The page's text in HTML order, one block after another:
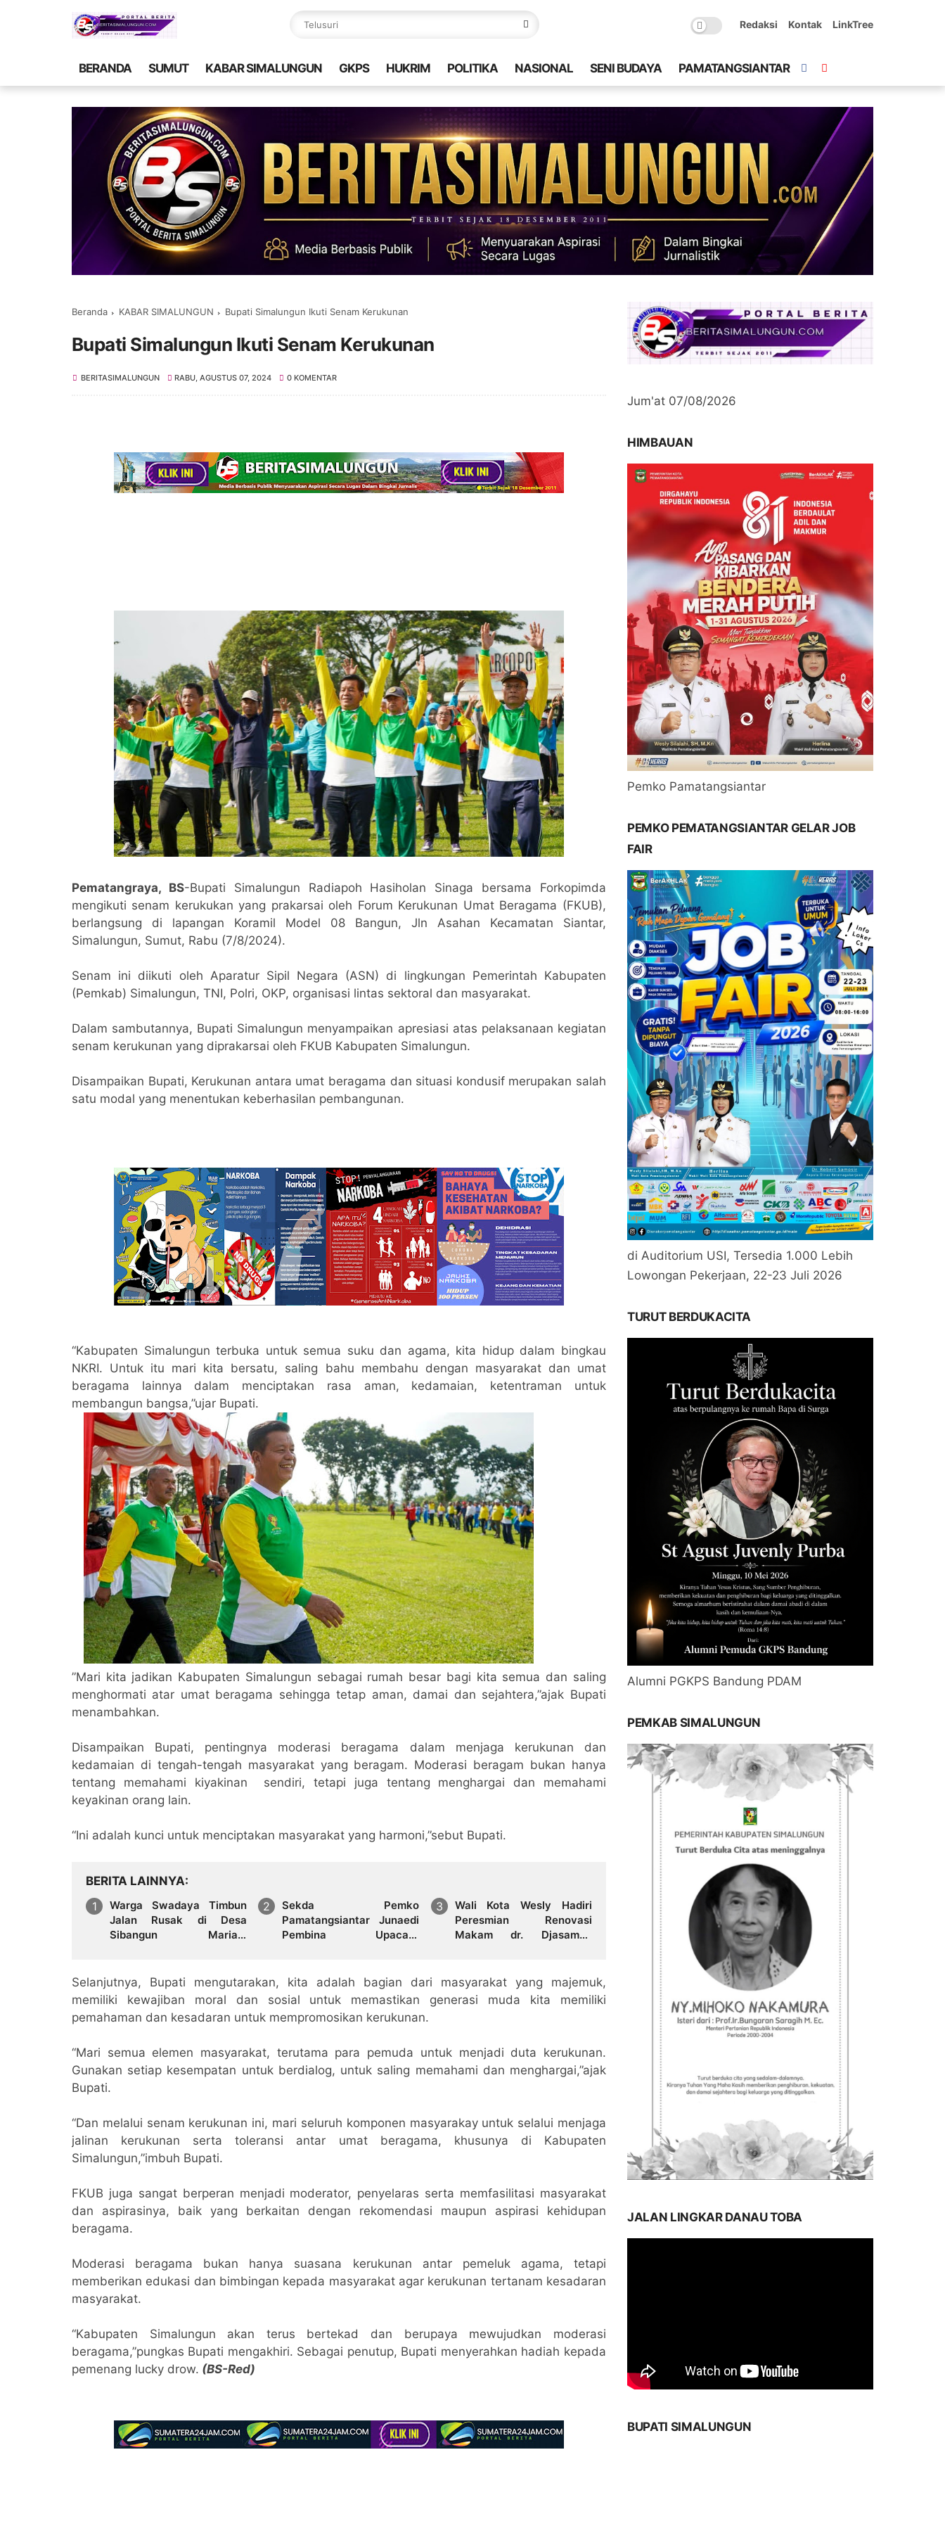
Redaksi Kontak LinkTree
BERANDA SUMUT KABAR SIMALUNGUN GKPS HUKRIM POLITIKA NASIONAL SENI BUDAYA PAMATANGSIANTAR
Beranda KABAR SIMALUNGUN Bupati Simalungun Ikuti Senam Kerukunan
Bupati Simalungun Ikuti Senam Kerukunan
BERITASIMALUNGUN RABU, AGUSTUS 07, 2024 0 KOMENTAR
Pematangraya, BS-Bupati Simalungun Radiapoh Hasiholan Sinaga bersama Forkopimda
mengikuti senam kerukukan yang prakarsai oleh Forum Kerukunan Umat Beragama (FKUB),
berlangsung di lapangan Koramil Model 08 Bangun, Jln Asahan Kecamatan Siantar,
Simalungun, Sumut, Rabu (7/8/2024).
Senam ini diikuti oleh Aparatur Sipil Negara (ASN) di lingkungan Pemerintah Kabupaten
(Pemkab) Simalungun, TNI, Polri, OKP, organisasi lintas sektoral dan masyarakat.
Dalam sambutannya, Bupati Simalungun menyampaikan apresiasi atas pelaksanaan kegiatan
senam kerukunan yang diprakarsai oleh FKUB Kabupaten Simalungun.
Disampaikan Bupati, Kerukunan antara umat beragama dan situasi kondusif merupakan salah
satu modal yang menentukan keberhasilan pembangunan.
“Kabupaten Simalungun terbuka untuk semua suku dan agama, kita hidup dalam bingkau
NKRI. Untuk itu mari kita bersatu, saling bahu membahu dengan masyarakat dan umat
beragama lainnya dalam menciptakan rasa aman, kedamaian, ketentraman untuk
membangun bangsa,”ujar Bupati.
”Mari kita jadikan Kabupaten Simalungun sebagai rumah besar bagi kita semua dan saling
menghormati atar umat beragama sehingga tetap aman, damai dan sejahtera,”ajak Bupati
menambahkan.
Disampaikan Bupati, pentingnya moderasi beragama dalam menjaga kerukunan dan
kedamaian di tengah-tengah masyarakat yang beragam. Moderasi beragam bukan hanya
tentang memahami kiyakinan sendiri, tetapi juga tentang menghargai dan memahami
keyakinan orang lain.
“Ini adalah kunci untuk menciptakan masyarakat yang harmoni,”sebut Bupati.
BERITA LAINNYA
Warga Swadaya Timbun
Jalan Rusak di Desa
Sibangun Mariah,
Sekda Pemko
Pamatangsiantar Junaedi
Pembina Upacara
di Desa Bahagia
Wali Kota Wesly Hadiri
Peresmian Renovasi
Makam dr. Djasamen
Perjuangan Tokoh Bangsa
Selanjutnya, Bupati mengutarakan, kita adalah bagian dari masyarakat yang majemuk,
memiliki kewajiban moral dan sosial untuk memastikan generasi muda kita memiliki
pemahaman dan kesadaran untuk mempromosikan kerukunan.
“Mari semua elemen masyarakat, terutama para pemuda untuk menjadi duta kerukunan.
Gunakan setiap kesempatan untuk berdialog, untuk saling memahami dan menghargai,”ajak
Bupati.
“Dan melalui senam kerukunan ini, mari seluruh komponen masyarakay untuk selalui menjaga
jalinan kerukunan serta toleransi antar umat beragama, khusunya di Kabupaten
Simalungun,”imbuh Bupati.
FKUB juga sangat berperan menjadi moderator, penyelaras serta memfasilitasi masyarakat
dan aspirasinya, baik yang berkaitan dengan rekomendasi maupun aspirasi kehidupan
beragama.
Moderasi beragama bukan hanya suasana kerukunan antar pemeluk agama, tetapi
memberikan edukasi dan bimbingan kepada masyarakat agar kerukunan tertanam kesadaran
masyarakat.
“Kabupaten Simalungun akan terus bertekad dan berupaya mewujudkan moderasi
beragama,”pungkas Bupati mengakhiri. Sebagai penutup, Bupati menyerahkan hadiah kepada
pemenang lucky drow. (BS-Red)
Jum'at 07/08/2026
HIMBAUAN
Pemko Pamatangsiantar
PEMKO PEMATANGSIANTAR GELAR JOB
FAIR
di Auditorium USI, Tersedia 1.000 Lebih
Lowongan Pekerjaan, 22-23 Juli 2026
TURUT BERDUKACITA
Alumni PGKPS Bandung PDAM
PEMKAB SIMALUNGUN
JALAN LINGKAR DANAU TOBA
BUPATI SIMALUNGUN